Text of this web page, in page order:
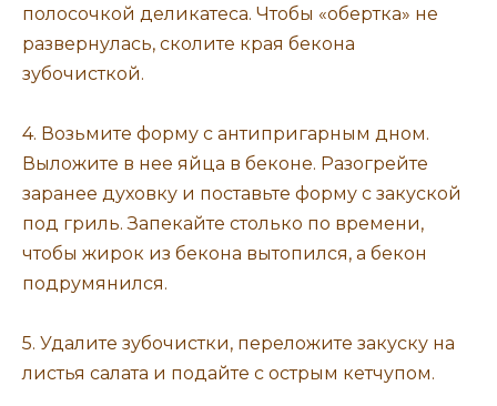
полосочкой деликатеса. Чтобы «обертка» не
развернулась, сколите края бекона
зубочисткой.
4. Возьмите форму с антипригарным дном.
Выложите в нее яйца в беконе. Разогрейте
заранее духовку и поставьте форму с закуской
под гриль. Запекайте столько по времени,
чтобы жирок из бекона вытопился, а бекон
подрумянился.
5. Удалите зубочистки, переложите закуску на
листья салата и подайте с острым кетчупом.